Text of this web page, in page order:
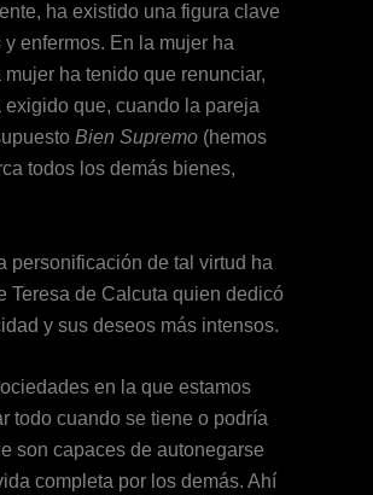
ha existido una figura clave
enfermos. En la mujer ha
ha tenido que renunciar,
que, cuando la pareja
Bien Supremo (hemos
todos los demás bienes,
personificación de tal virtud ha
Teresa de Calcuta quien dedicó
y sus deseos más intensos.
en la que estamos
todo cuando se tiene o podría
son capaces de autonegarse
completa por los demás. Ahí